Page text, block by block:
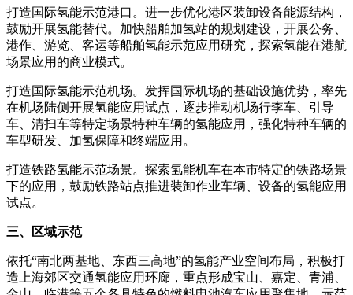
打造国际氢能示范港口。进一步优化港区装卸设备能源结构，
鼓励开展氢能替代。加快船舶加氢站的规划建设，开展公务、
港作、游览、客运等船舶氢能示范应用研究，探索氢能在港航
场景应用的商业模式。
打造国际氢能示范机场。发挥国际机场的基础设施优势，率先
在机场陆侧开展氢能应用试点，逐步推动机场行李车、引导
车、清扫车等特定场景特种车辆的氢能应用，强化特种车辆的
车型研发、加氢保障和终端应用。
打造铁路氢能示范场景。探索氢能机车在本市特定的铁路场景
下的应用，鼓励铁路站点推进装卸作业车辆、设备的氢能应用
试点。
三、区域示范
依托“南北两基地、东西三高地”的氢能产业空间布局，积极打
造上海郊区交通氢能应用环廊，重点形成宝山、嘉定、青浦、